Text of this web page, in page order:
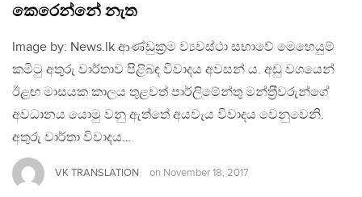
කෙරෙන්නේ නැත
Image by: News.lk ආණ්ඩුක‍්‍රම ව්‍යවස්ථා සභාවේ මෙහෙයුම්
කමිටු අතුරු වාර්තාව පිළිබඳ විවාදය අවසන් ය. අඩු වශයෙන්
ඊළඟ මාසයක කාලය තුළවත් පාර්ලිමේන්තු මන්ත‍්‍රීවරුන්ගේ
අවධානය යොමු වනු ඇත්තේ අයවැය විවාදය වෙනුවෙනි.
අතුරු වාර්තා විවාදය…
VK TRANSLATION on November 18, 2017